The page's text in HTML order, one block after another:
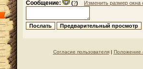
Сообщение: (?) Изменить размер окна
Согласие пользователя| Положение